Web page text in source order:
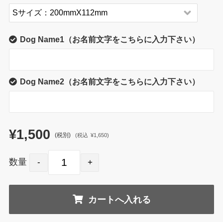
Dog Name1（お名前文字をこちらに入力下さい）
Dog Name2（お名前文字をこちらに入力下さい）
¥1,500 (税別) (税込 ¥1,650)
数量